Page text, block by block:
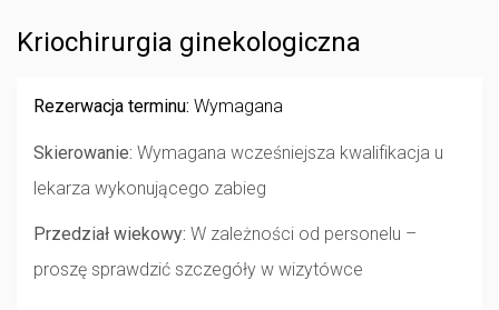
Kriochirurgia ginekologiczna
Rezerwacja terminu: Wymagana
Skierowanie: Wymagana wcześniejsza kwalifikacja u
lekarza wykonującego zabieg
Przedział wiekowy: W zależności od personelu –
proszę sprawdzić szczegóły w wizytówce